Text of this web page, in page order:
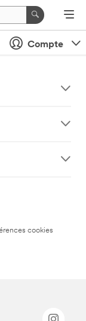
Compte
cookies